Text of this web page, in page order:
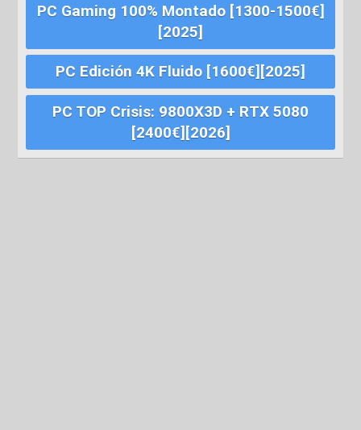
PC Gaming 100% Montado [1300-1500€]
[2025]
PC Edición 4K Fluido [1600€][2025]
PC TOP Crisis: 9800X3D + RTX 5080
[2400€][2026]